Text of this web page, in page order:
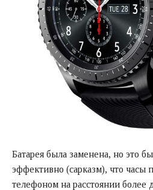
Батарея была заменена, но это
эффективно (сарказм), что часы
телефоном на расстоянии более